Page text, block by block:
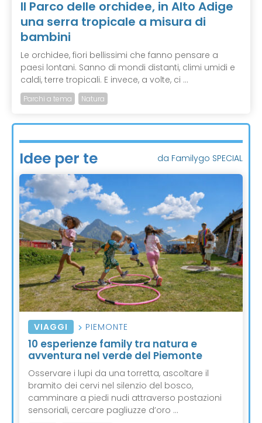
Il Parco delle orchidee, in Alto Adige
una serra tropicale a misura di
bambini
Le orchidee, fiori bellissimi che fanno pensare a
paesi lontani. Sanno di mondi distanti, climi umidi e
caldi, terre tropicali. E invece, a volte, ci ...
Parchi a tema Natura
Idee per te da Familygo SPECIAL
VIAGGI PIEMONTE
10 esperienze family tra natura e
avventura nel verde del Piemonte
Osservare i lupi da una torretta, ascoltare il
bramito dei cervi nel silenzio del bosco,
camminare a piedi nudi attraverso postazioni
sensoriali, cercare pagliuzze d’oro ...